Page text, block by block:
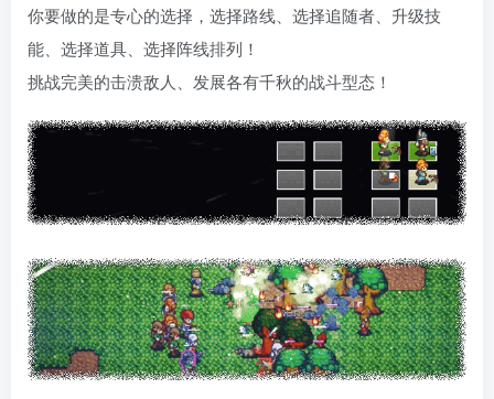
你要做的是专心的选择，选择路线、选择追随者、升级技
能、选择道具、选择阵线排列！
挑战完美的击溃敌人、发展各有千秋的战斗型态！